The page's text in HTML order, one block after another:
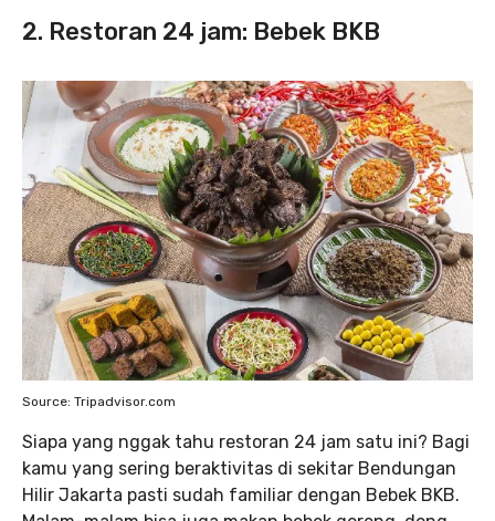
2. Restoran 24 jam: Bebek BKB
Source: Tripadvisor.com
Siapa yang nggak tahu restoran 24 jam satu ini? Bagi
kamu yang sering beraktivitas di sekitar Bendungan
Hilir Jakarta pasti sudah familiar dengan Bebek BKB.